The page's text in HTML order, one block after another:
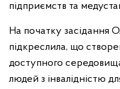
підприємств та
На початку засідання
підкреслила, що
доступного
людей з інвалідністю